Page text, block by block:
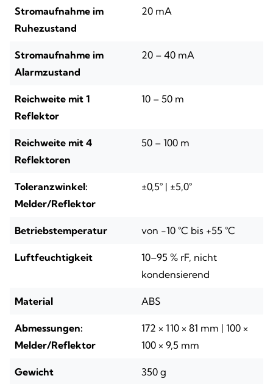
Stromaufnahme im
Ruhezustand
20 mA
Stromaufnahme im
Alarmzustand
20 – 40 mA
Reichweite mit 1
Reflektor
10 – 50 m
Reichweite mit 4
Reflektoren
50 – 100 m
Toleranzwinkel:
Melder/Reflektor
±0,5° | ±5,0°
Betriebstemperatur von -10 °C bis +55 °C
Luftfeuchtigkeit
10–95 % rF, nicht
kondensierend
Material ABS
Abmessungen:
Melder/Reflektor
172 × 110 × 81 mm | 100 ×
100 × 9,5 mm
Gewicht 350 g